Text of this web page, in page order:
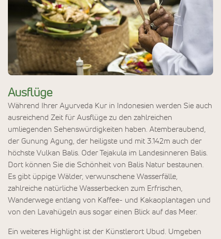
Ausflüge
Während Ihrer Ayurveda Kur in Indonesien werden Sie auch
ausreichend Zeit für Ausflüge zu den zahlreichen
umliegenden Sehenswürdigkeiten haben. Atemberaubend,
der Gunung Agung, der heiligste und mit 3.142m auch der
höchste Vulkan Balis. Oder Tejakula im Landesinneren Balis.
Dort können Sie die Schönheit von Balis Natur bestaunen.
Es gibt üppige Wälder, verwunschene Wasserfälle,
zahlreiche natürliche Wasserbecken zum Erfrischen,
Wanderwege entlang von Kaffee- und Kakaoplantagen und
von den Lavahügeln aus sogar einen Blick auf das Meer.
Ein weiteres Highlight ist der Künstlerort Ubud. Umgeben